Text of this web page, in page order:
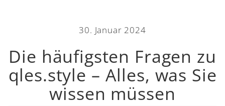
30. Januar 2024
Die häufigsten Fragen zu
qles.style – Alles, was Sie
wissen müssen